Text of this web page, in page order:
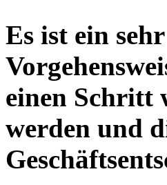
Es ist ein
einen Schritt
werden und